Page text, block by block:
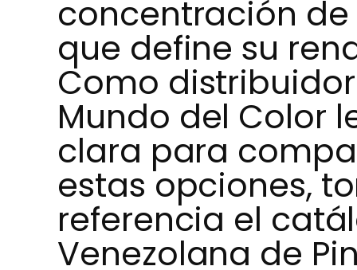
concentración
que define su
Como
Mundo del Color
clara para
estas opciones,
referencia el
Venezolana de